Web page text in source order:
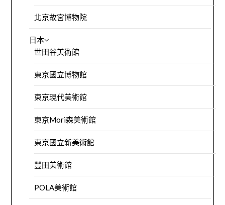
北京故宮博物院
日本
世田谷美術館
東京國立博物館
東京現代美術館
東京Mori森美術館
東京國立新美術館
豐田美術館
POLA美術館